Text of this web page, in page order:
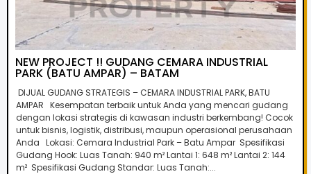
NEW PROJECT !! GUDANG CEMARA INDUSTRIAL
PARK (BATU AMPAR) – BATAM
DIJUAL GUDANG STRATEGIS – CEMARA INDUSTRIAL PARK, BATU
AMPAR Kesempatan terbaik untuk Anda yang mencari gudang
dengan lokasi strategis di kawasan industri berkembang! Cocok
untuk bisnis, logistik, distribusi, maupun operasional perusahaan
Anda Lokasi: Cemara Industrial Park – Batu Ampar Spesifikasi
Gudang Hook: Luas Tanah: 940 m² Lantai 1: 648 m² Lantai 2: 144
m² Spesifikasi Gudang Standar: Luas Tanah:...